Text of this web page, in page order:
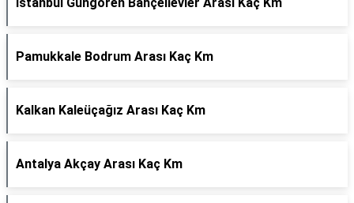
Pamukkale Bodrum Arası Kaç Km
Kalkan Kaleüçağız Arası Kaç Km
Antalya Akçay Arası Kaç Km